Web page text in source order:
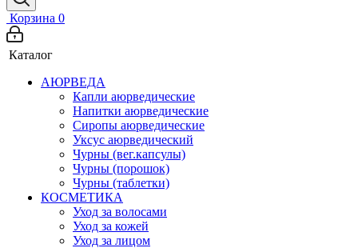
Корзина 0
Каталог
АЮРВЕДА
Капли аюрведические
Напитки аюрведические
Сиропы аюрведические
Уксус аюрведический
Чурны (вег.капсулы)
Чурны (порошок)
Чурны (таблетки)
КОСМЕТИКА
Уход за волосами
Уход за кожей
Уход за лицом